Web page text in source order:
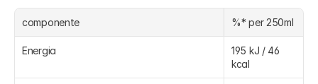
componente %* per 250ml
Energia
195 kJ / 46
kcal